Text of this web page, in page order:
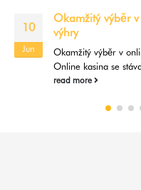
10
Jun
Okamžitý výběr
výhry
Okamžitý výběr v
Online kasina se
read more